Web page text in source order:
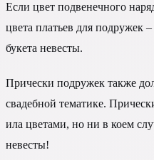
Если цвет подвенечного
цвета платьев для подружек
букета невесты.
Прически подружек также
свадебной тематике.
ила цветами, но ни в коем
невесты!